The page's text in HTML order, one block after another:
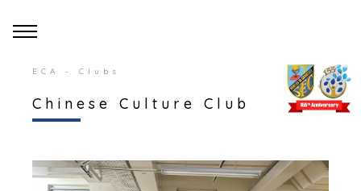
ECA - Clubs
Chinese Culture Club